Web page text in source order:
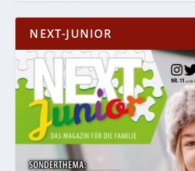
NEXT-JUNIOR